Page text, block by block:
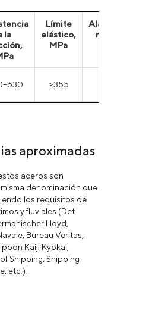
la
Límite
elástico,
MPa
Alargamiento
relativo, %
630 ≥355
aproximadas
aceros son
denominación que
los requisitos de
y fluviales (Det
Lloyd,
Bureau Veritas,
Kaiji Kyokai,
Shipping, Shipping
etc.).